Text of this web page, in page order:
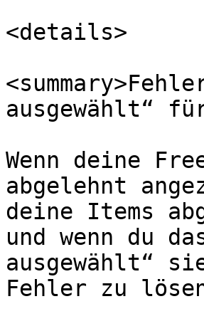
<details>
ausgewählt“
Wenn deine
abgelehnt
deine Items
und wenn du
ausgewählt“
Fehler zu